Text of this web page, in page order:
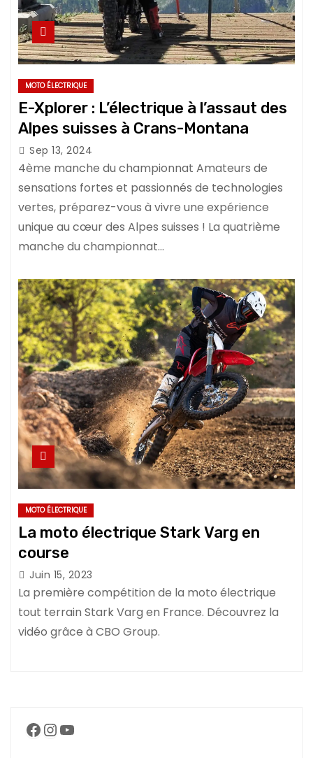
MOTO ÉLECTRIQUE
E-Xplorer : L’électrique à l’assaut des
Alpes suisses à Crans-Montana
Sep 13, 2024
4ème manche du championnat Amateurs de
sensations fortes et passionnés de technologies
vertes, préparez-vous à vivre une expérience
unique au cœur des Alpes suisses ! La quatrième
manche du championnat…
MOTO ÉLECTRIQUE
La moto électrique Stark Varg en
course
Juin 15, 2023
La première compétition de la moto électrique
tout terrain Stark Varg en France. Découvrez la
vidéo grâce à CBO Group.
Facebook InstagramYouTube